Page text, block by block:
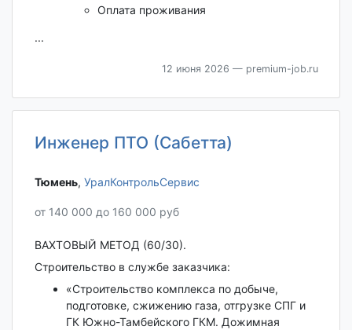
Оплата проживания
...
12 июня 2026 — premium-job.ru
Инженер ПТО (Сабетта)
Тюмень‎, УралКонтрольСервис
от 140 000 до 160 000 руб
ВАХТОВЫЙ МЕТОД (60/30).
Строительство в службе заказчика:
«Строительство комплекса по добыче,
подготовке, сжижению газа, отгрузке СПГ и
ГК Южно-Тамбейского ГКМ. Дожимная